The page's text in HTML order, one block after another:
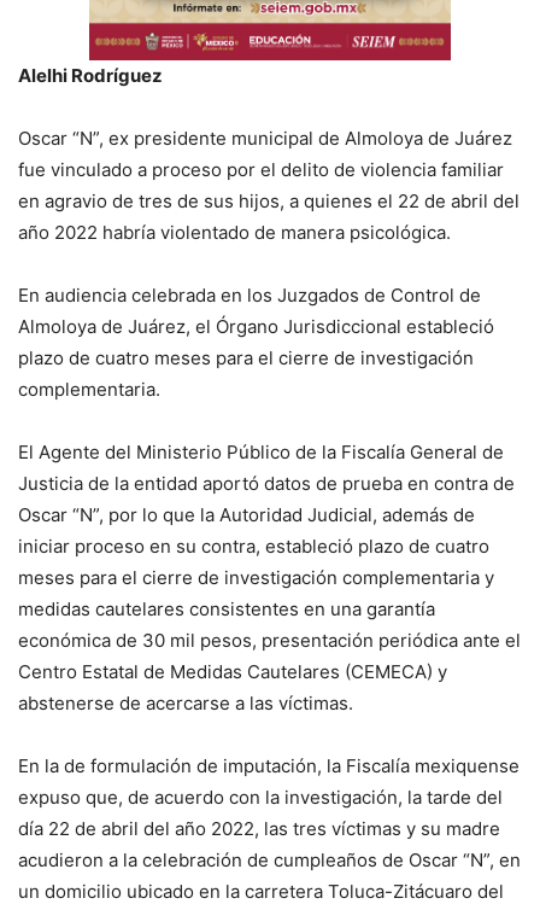
Alelhi Rodríguez
Oscar “N”, ex presidente municipal de Almoloya de Juárez
fue vinculado a proceso por el delito de violencia familiar
en agravio de tres de sus hijos, a quienes el 22 de abril del
año 2022 habría violentado de manera psicológica.
En audiencia celebrada en los Juzgados de Control de
Almoloya de Juárez, el Órgano Jurisdiccional estableció
plazo de cuatro meses para el cierre de investigación
complementaria.
El Agente del Ministerio Público de la Fiscalía General de
Justicia de la entidad aportó datos de prueba en contra de
Oscar “N”, por lo que la Autoridad Judicial, además de
iniciar proceso en su contra, estableció plazo de cuatro
meses para el cierre de investigación complementaria y
medidas cautelares consistentes en una garantía
económica de 30 mil pesos, presentación periódica ante el
Centro Estatal de Medidas Cautelares (CEMECA) y
abstenerse de acercarse a las víctimas.
En la de formulación de imputación, la Fiscalía mexiquense
expuso que, de acuerdo con la investigación, la tarde del
día 22 de abril del año 2022, las tres víctimas y su madre
acudieron a la celebración de cumpleaños de Oscar “N”, en
un domicilio ubicado en la carretera Toluca-Zitácuaro del